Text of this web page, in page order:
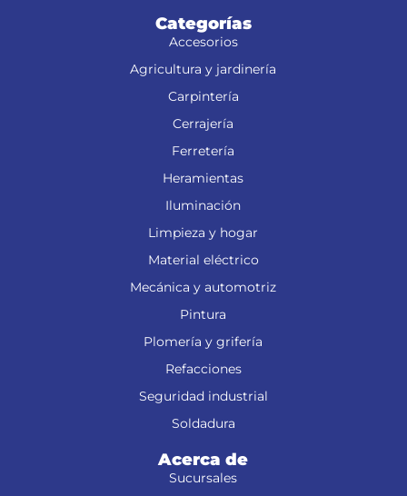
Categorías
Accesorios
Agricultura y jardinería
Carpintería
Cerrajería
Ferretería
Heramientas
Iluminación
Limpieza y hogar
Material eléctrico
Mecánica y automotriz
Pintura
Plomería y grifería
Refacciones
Seguridad industrial
Soldadura
Acerca de
Sucursales